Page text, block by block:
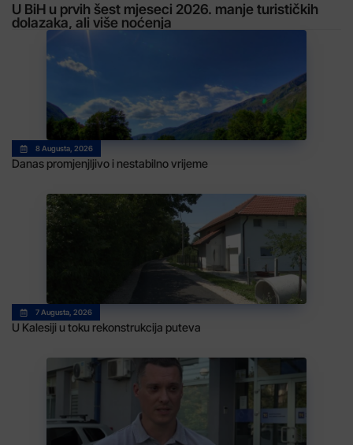
U BiH u prvih šest mjeseci 2026. manje turističkih
dolazaka, ali više noćenja
8 Augusta, 2026
Danas promjenjljivo i nestabilno vrijeme
7 Augusta, 2026
U Kalesiji u toku rekonstrukcija puteva